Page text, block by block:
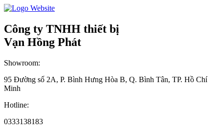
Công ty TNHH thiết bị
Vạn Hồng Phát
Showroom:
95 Đường số 2A, P. Bình Hưng Hòa B, Q. Bình Tân, TP. Hồ Chí
Minh
Hotline:
0333138183